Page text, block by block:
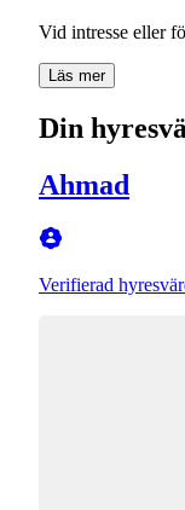
Vid intresse eller
Läs mer
Din
Ahmad
Verifierad